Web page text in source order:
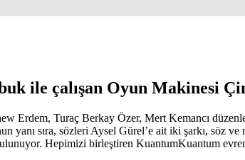
ile çalışan Oyun Makinesi
Erdem, Turaç Berkay Özer, Mert Kemancı
yanı sıra, sözleri Aysel Gürel’e ait iki şarkı,
Hepimizi birleştiren KuantumKuantum